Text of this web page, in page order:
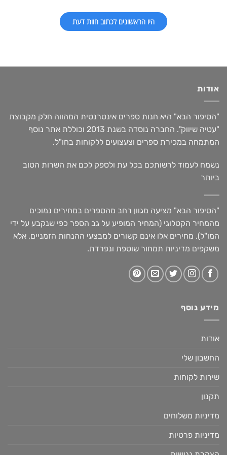
היו הראשונים לכתוב חוות דעת
אודות
"הסיפור הבא" היא חנות ספרים אינטרנטית המהווה חלק מקבוצת
"עטיה שיווק". החברה נוסדה בשנת 2013 וכוללת אתר נוסף
המתמחה במכירת ספרים וצעצועים ללקוחות בחו"ל.
נשמח לעמוד לרשותכם בכל עת ולספק לכם את השרות הטוב
ביותר
"הסיפור הבא" מציעה מגוון רחב מהספרים במחירים נמוכים
מהמחיר הקטלוגי (המחיר המופיע על גב הספר כפי שנקבע על ידי
המו"ל). מחירים אלו אינם קשורים למבצעי ההנחות הזמניים, אלא
משקפים מדיניות תמחור שוטפת ונפרדת.
מידע נוסף
אודות
החשבון שלי
שירות לקוחות
תקנון
מדיניות משלוחים
מדיניות פרטיות